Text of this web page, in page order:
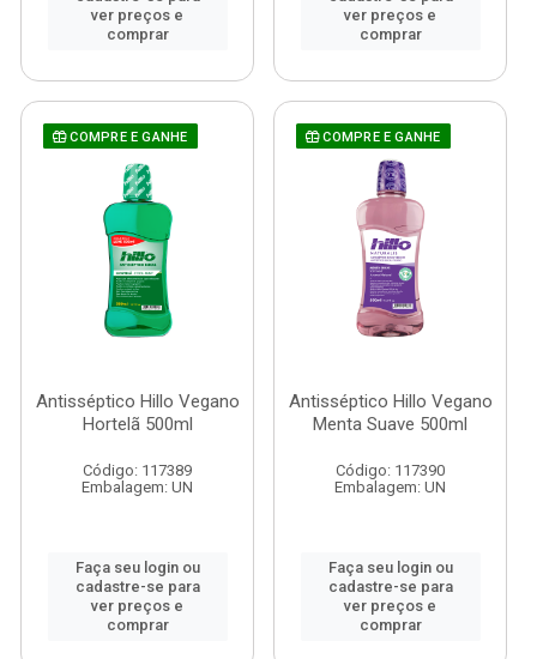
ver preços e
comprar
ver preços e
comprar
COMPRE E GANHE
Antisséptico Hillo Vegano
Hortelã 500ml
Código: 117389
Embalagem: UN
Faça seu login ou
cadastre-se para
ver preços e
comprar
COMPRE E GANHE
Antisséptico Hillo Vegano
Menta Suave 500ml
Código: 117390
Embalagem: UN
Faça seu login ou
cadastre-se para
ver preços e
comprar